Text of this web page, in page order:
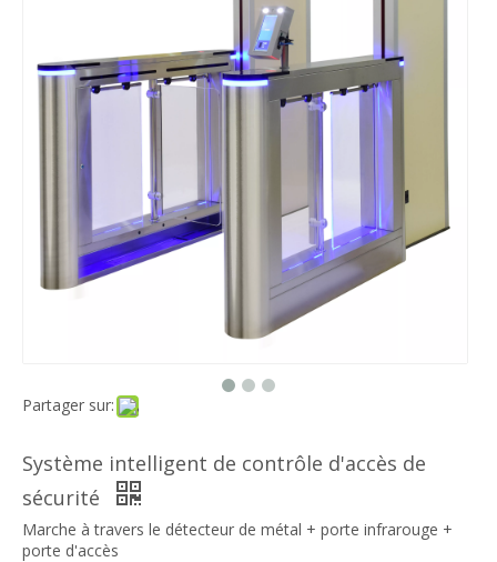
Partager sur:
Système intelligent de contrôle d'accès de
sécurité
Marche à travers le détecteur de métal + porte infrarouge +
porte d'accès